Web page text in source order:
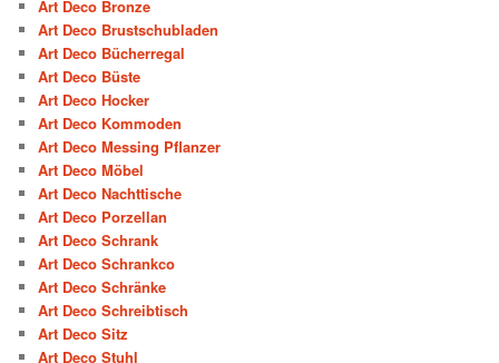
Art Deco Bronze
Art Deco Brustschubladen
Art Deco Bücherregal
Art Deco Büste
Art Deco Hocker
Art Deco Kommoden
Art Deco Messing Pflanzer
Art Deco Möbel
Art Deco Nachttische
Art Deco Porzellan
Art Deco Schrank
Art Deco Schrankco
Art Deco Schränke
Art Deco Schreibtisch
Art Deco Sitz
Art Deco Stuhl